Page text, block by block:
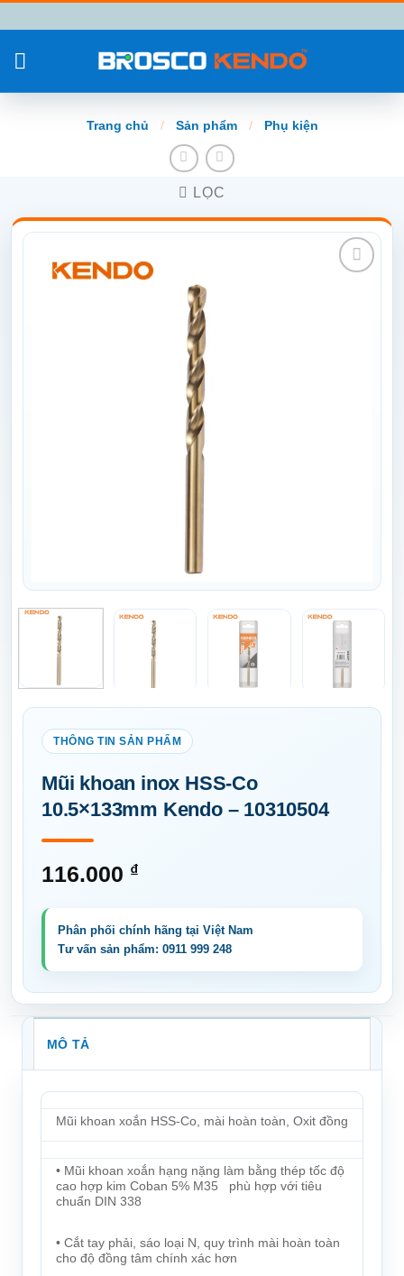
đến
nội
Trang chủ / Sản phẩm / Phụ kiện
LỌC
Mũi khoan inox HSS-Co
10.5×133mm Kendo – 10310504
116.000 ₫
MÔ TẢ
Mũi khoan xoắn HSS-Co, mài hoàn toàn, Oxit đồng
• Mũi khoan xoắn hạng nặng làm bằng thép tốc độ
cao hợp kim Coban 5% M35 phù hợp với tiêu
chuẩn DIN 338
• Cắt tay phải, sáo loại N, quy trình mài hoàn toàn
cho độ đồng tâm chính xác hơn